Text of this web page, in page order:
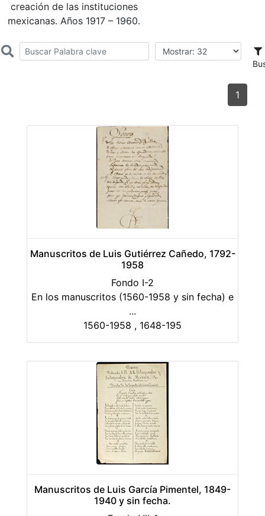
creación de las instituciones
mexicanas. Años 1917 – 1960.
1
Manuscritos de Luis Gutiérrez Cañedo, 1792-
1958
Fondo I-2
En los manuscritos (1560-1958 y sin fecha) e
...
1560-1958 , 1648-195
Manuscritos de Luis García Pimentel, 1849-
1940 y sin fecha.